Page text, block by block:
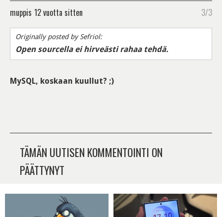
muppis 12 vuotta sitten 3/3
Originally posted by Sefriol:
Open sourcella ei hirveästi rahaa tehdä.
MySQL, koskaan kuullut? ;)
TÄMÄN UUTISEN KOMMENTOINTI ON
PÄÄTTYNYT